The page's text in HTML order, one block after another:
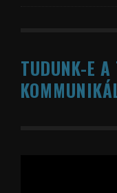
TUDUNK-E A